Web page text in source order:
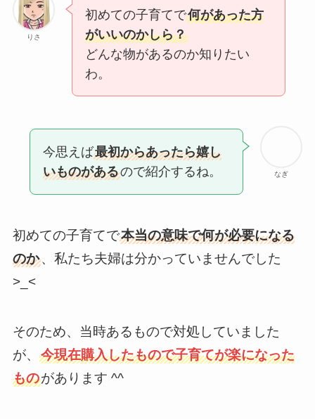
りさ
初めての子育てで何があった方
がいいのかしら？
どんな物があるのか知りたい
わ。
なぎ
今思えば最初からあったら嬉し
いものがあるので紹介するね。
初めての子育てで本当の意味で何が必要になる
のか、私たち夫婦は分かっていませんでした
>_<
そのため、当時あるもので対処していました
が、 今現在購入したもので子育てが楽になった
ものがあります ^^